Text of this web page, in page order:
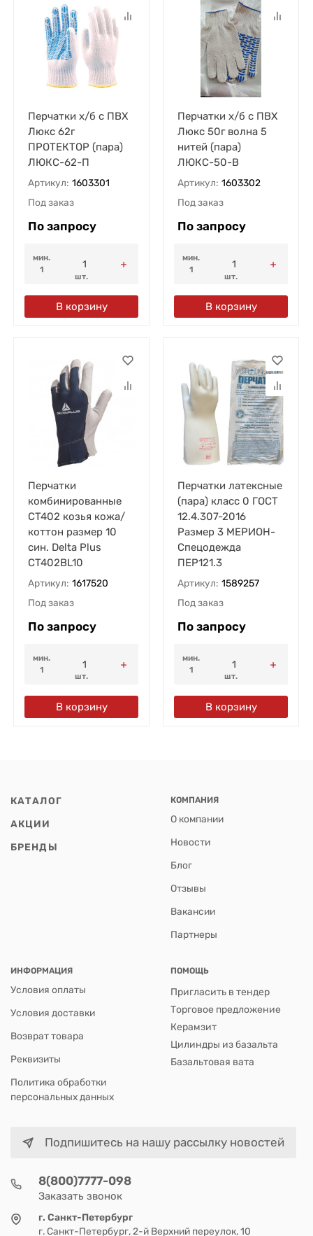
Перчатки х/б с ПВХ
Люкс 62г
ПРОТЕКТОР (пара)
ЛЮКС-62-П
Артикул: 1603301
Под заказ
По запросу
мин.
1
шт.
В корзину
Перчатки х/б с ПВХ
Люкс 50г волна 5
нитей (пара)
ЛЮКС-50-В
Артикул: 1603302
Под заказ
По запросу
мин.
1
шт.
В корзину
Перчатки
комбинированные
CT402 козья кожа/
коттон размер 10
син. Delta Plus
CT402BL10
Артикул: 1617520
Под заказ
По запросу
мин.
1
шт.
В корзину
Перчатки латексные
(пара) класс 0 ГОСТ
12.4.307-2016
Размер 3 МЕРИОН-
Спецодежда
ПЕР121.3
Артикул: 1589257
Под заказ
По запросу
мин.
1
шт.
В корзину
КАТАЛОГ
АКЦИИ
БРЕНДЫ
КОМПАНИЯ
О компании
Новости
Блог
Отзывы
Вакансии
Партнеры
ИНФОРМАЦИЯ
Условия оплаты
Условия доставки
Возврат товара
Реквизиты
Политика обработки
персональных данных
ПОМОЩЬ
Пригласить в тендер
Торговое предложение
Керамзит
Цилиндры из базальта
Базальтовая вата
Подпишитесь на нашу рассылку новостей
8(800)7777-098
Заказать звонок
г. Санкт-Петербург
г. Санкт-Петербург, 2-й Верхний переулок, 10